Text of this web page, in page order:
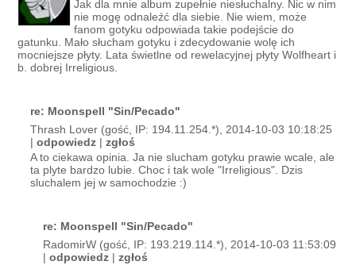
Jak dla mnie album zupełnie niesłuchalny. Nic w nim
nie mogę odnaleźć dla siebie. Nie wiem, może
fanom gotyku odpowiada takie podejście do
gatunku. Mało słucham gotyku i zdecydowanie wolę ich
mocniejsze płyty. Lata świetlne od rewelacyjnej płyty Wolfheart i
b. dobrej Irreligious.
re: Moonspell "Sin/Pecado"
Thrash Lover (gość, IP: 194.11.254.*), 2014-10-03 10:18:25
|odpowiedz |zgłoś
A to ciekawa opinia. Ja nie slucham gotyku prawie wcale, ale
ta plyte bardzo lubie. Choc i tak wole "Irreligious". Dzis
sluchalem jej w samochodzie :)
re: Moonspell "Sin/Pecado"
RadomirW (gość, IP: 193.219.114.*), 2014-10-03 11:53:09
|odpowiedz |zgłoś